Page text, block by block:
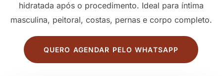
hidratada após o procedimento. Ideal para íntima
masculina, peitoral, costas, pernas e corpo completo.
QUERO AGENDAR PELO WHATSAPP